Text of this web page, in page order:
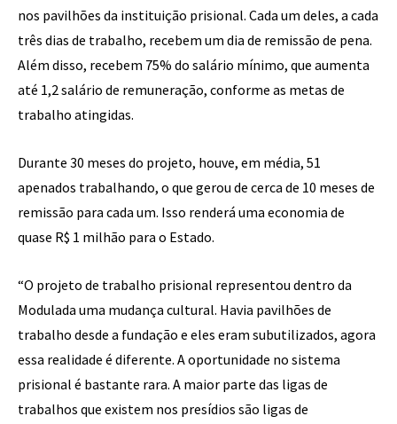
nos pavilhões da instituição prisional. Cada um deles, a cada
três dias de trabalho, recebem um dia de remissão de pena.
Além disso, recebem 75% do salário mínimo, que aumenta
até 1,2 salário de remuneração, conforme as metas de
trabalho atingidas.
Durante 30 meses do projeto, houve, em média, 51
apenados trabalhando, o que gerou de cerca de 10 meses de
remissão para cada um. Isso renderá uma economia de
quase R$ 1 milhão para o Estado.
“O projeto de trabalho prisional representou dentro da
Modulada uma mudança cultural. Havia pavilhões de
trabalho desde a fundação e eles eram subutilizados, agora
essa realidade é diferente. A oportunidade no sistema
prisional é bastante rara. A maior parte das ligas de
trabalhos que existem nos presídios são ligas de